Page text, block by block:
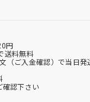
円
送料無料
（ご入金確認）で当日発
確認下さい